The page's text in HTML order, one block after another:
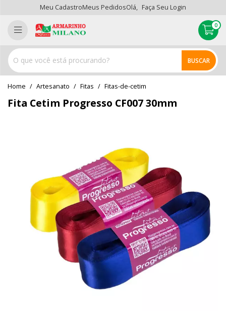
Meu CadastroMeus PedidosOlá, Faça Seu Login
BUSCAR
0
home Artesanato fitas fitas-de-cetim
Fita Cetim Progresso CF007 30mm